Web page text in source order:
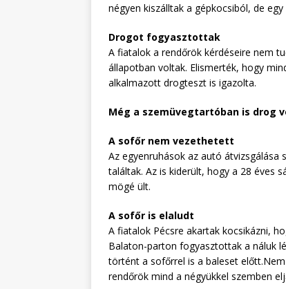
négyen kiszálltak a gépkocsiból, de
Drogot fogyasztottak
A fiatalok a rendőrök kérdéseire nem
állapotban voltak. Elismerték, hogy
alkalmazott drogteszt is igazolta.
Még a szemüvegtartóban is drog
A sofőr nem vezethetett
Az egyenruhások az autó
találtak. Az is kiderült, hogy a 28 éves
mögé ült.
A sofőr is elaludt
A fiatalok Pécsre akartak kocsikázni,
Balaton-parton fogyasztottak a náluk
történt a sofőrrel is a baleset
rendőrök mind a négyükkel szemben